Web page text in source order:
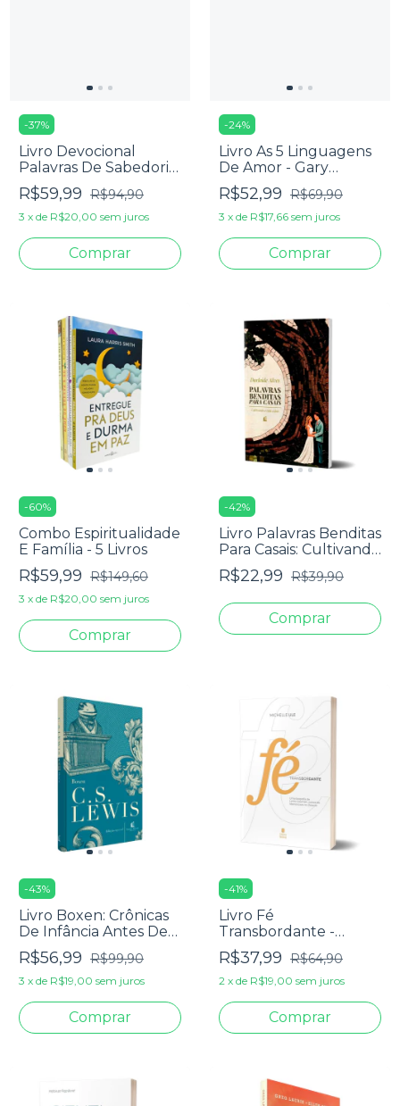
-37%
Livro Devocional
Palavras De Sabedoria:
365 Dias Para
Aprofundar Seu
Relacionamento Com
R$59,99 R$94,90
3 x de R$20,00 sem juros
-24%
Livro As 5 Linguagens
De Amor - Gary
Chapman -Edição
Luxo
R$52,99 R$69,90
3 x de R$17,66 sem juros
-60%
Combo Espiritualidade
E Família - 5 Livros
R$59,99 R$149,60
3 x de R$20,00 sem juros
-42%
Livro Palavras Benditas
Para Casais: Cultivando
A Vida A Dois -
Darleide Alves
R$22,99 R$39,90
-43%
Livro Boxen: Crônicas
De Infância Antes De
Nárnia - C. S. Lewis
R$56,99 R$99,90
3 x de R$19,00 sem juros
-41%
Livro Fé
Transbordante -
Michelle Ule
R$37,99 R$64,90
2 x de R$19,00 sem juros